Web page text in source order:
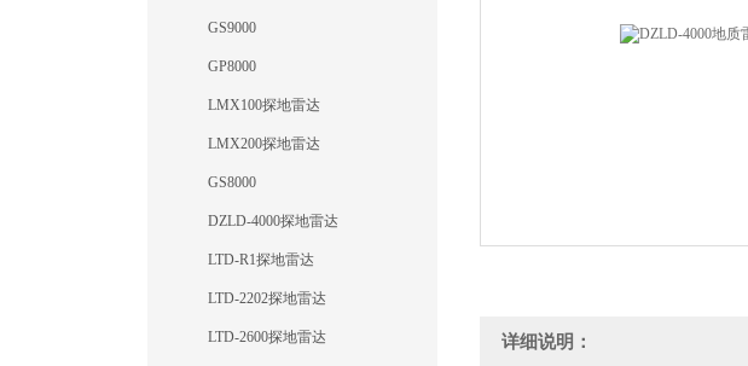
GS9000
GP8000
LMX100探地雷达
LMX200探地雷达
GS8000
DZLD-4000探地雷达
LTD-R1探地雷达
LTD-2202探地雷达
LTD-2600探地雷达 详细说明：